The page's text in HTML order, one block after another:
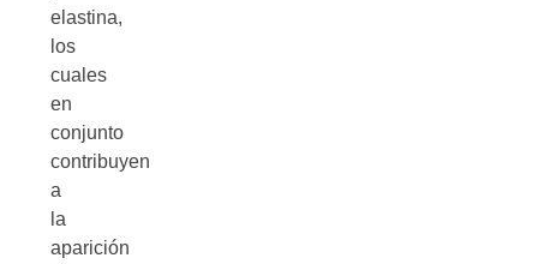
elastina,
los
cuales
en
conjunto
contribuyen
a
la
aparición